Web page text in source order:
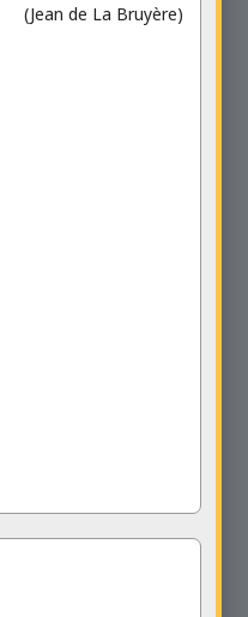
de La Bruyère)